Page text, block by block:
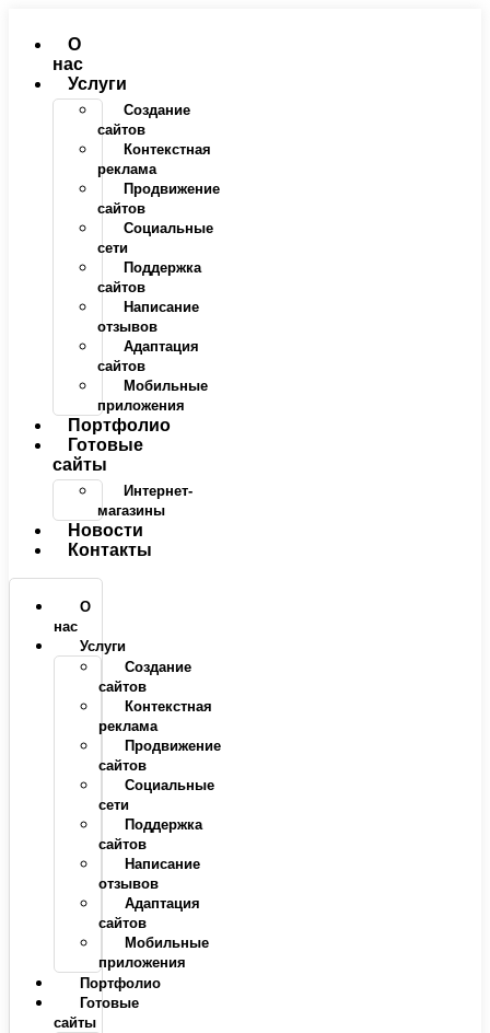
содержимому
О
нас
Услуги
Создание
сайтов
Контекстная
реклама
Продвижение
сайтов
Социальные
сети
Поддержка
сайтов
Написание
отзывов
Адаптация
сайтов
Мобильные
приложения
Портфолио
Готовые
сайты
Интернет-
магазины
Новости
Контакты
О
нас
Услуги
Создание
сайтов
Контекстная
реклама
Продвижение
сайтов
Социальные
сети
Поддержка
сайтов
Написание
отзывов
Адаптация
сайтов
Мобильные
приложения
Портфолио
Готовые
сайты